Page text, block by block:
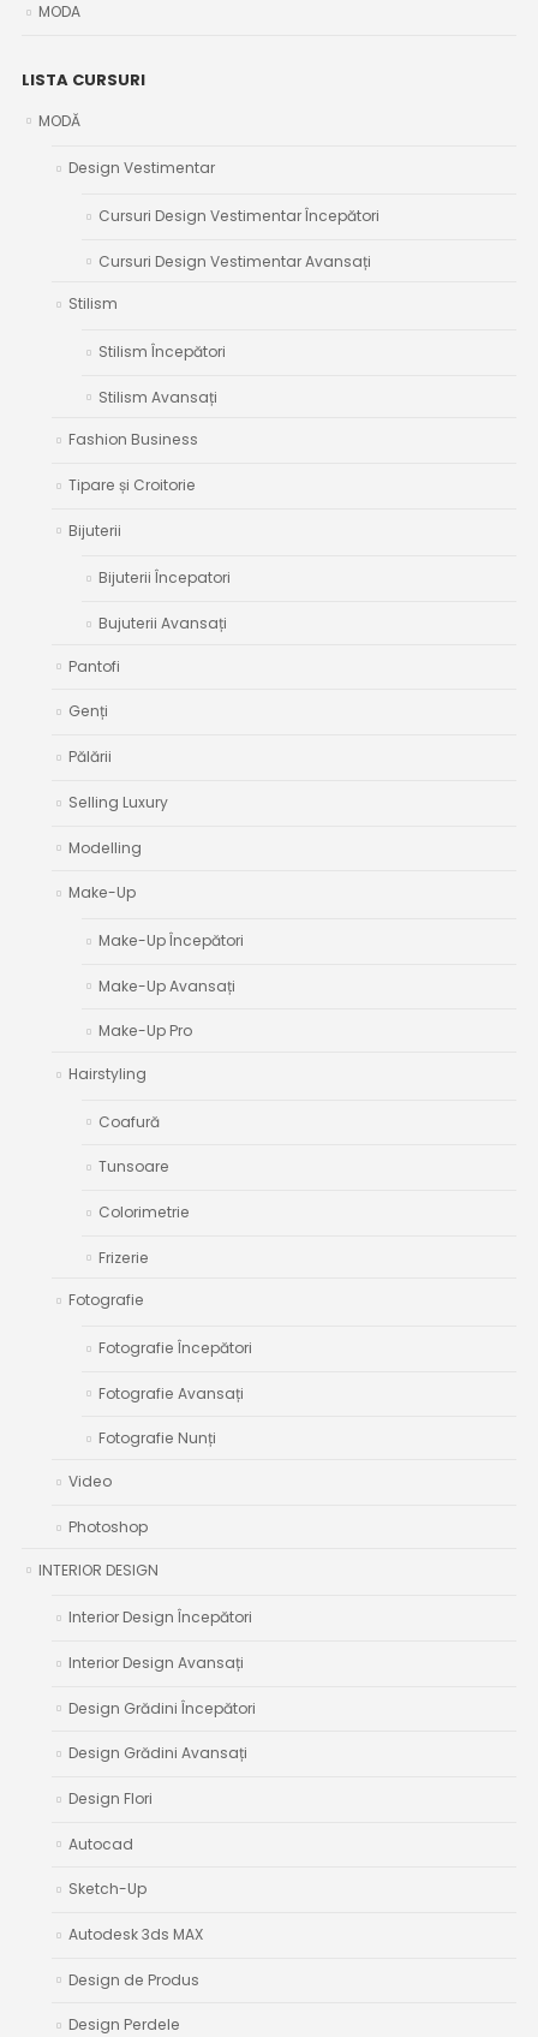
MODA
LISTA CURSURI
MODĂ
Design Vestimentar
Cursuri Design Vestimentar Începători
Cursuri Design Vestimentar Avansați
Stilism
Stilism Începători
Stilism Avansați
Fashion Business
Tipare și Croitorie
Bijuterii
Bijuterii Începatori
Bujuterii Avansați
Pantofi
Genți
Pălării
Selling Luxury
Modelling
Make-Up
Make-Up Începători
Make-Up Avansați
Make-Up Pro
Hairstyling
Coafură
Tunsoare
Colorimetrie
Frizerie
Fotografie
Fotografie Începători
Fotografie Avansați
Fotografie Nunți
Video
Photoshop
INTERIOR DESIGN
Interior Design Începători
Interior Design Avansați
Design Grădini Începători
Design Grădini Avansați
Design Flori
Autocad
Sketch-Up
Autodesk 3ds MAX
Design de Produs
Design Perdele